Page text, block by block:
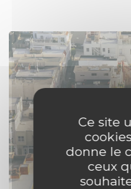
Ce site
donne le
ceux